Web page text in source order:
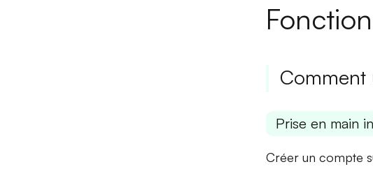
Comment
Prise en main
Créer un compte